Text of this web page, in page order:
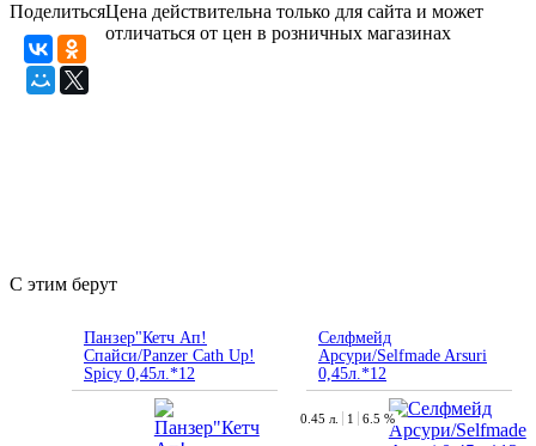
ПоделитьсяЦена действительна только для сайта и может
отличаться от цен в розничных магазинах
С этим берут
Панзер"Кетч Ап!
Спайси/Panzer Cath Up!
Spicy 0,45л.*12
Селфмейд
Арсури/Selfmade Arsuri
0,45л.*12
0.45 л. 1 6.5 %